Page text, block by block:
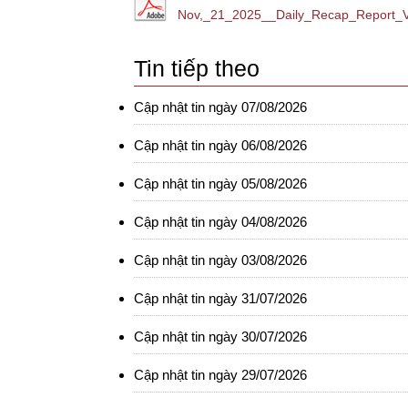
Tin tiếp theo
Cập nhật tin ngày 07/08/2026
Cập nhật tin ngày 06/08/2026
Cập nhật tin ngày 05/08/2026
Cập nhật tin ngày 04/08/2026
Cập nhật tin ngày 03/08/2026
Cập nhật tin ngày 31/07/2026
Cập nhật tin ngày 30/07/2026
Cập nhật tin ngày 29/07/2026